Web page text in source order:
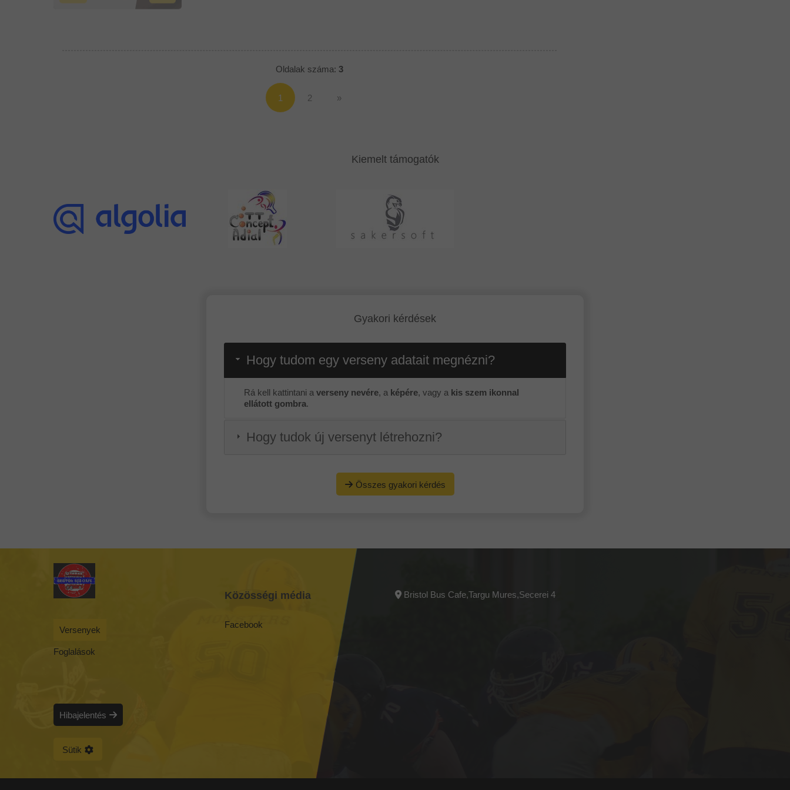
Oldalak száma:3
2 »
Kiemelt támogatók
Gyakori kérdések
Hogy tudom egy verseny adatait megnézni?
Rá kell kattintani a verseny nevére, a képére, vagy a kis szem ikonnal
ellátott gombra.
Hogy tudok új versenyt létrehozni?
Összes gyakori kérdés
Versenyek
Foglalások
Hibajelentés
Sütik
Közösségi média
Facebook
Bristol Bus Cafe,Targu Mures,Secerei 4